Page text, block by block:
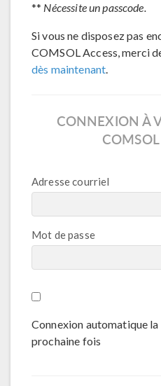
** Nécessite un passcode.
Si vous ne disposez pas
COMSOL Access, merci
dès maintenant.
CONNEXION À
Adresse courriel
Mot de passe
Connexion automatique la
prochaine fois